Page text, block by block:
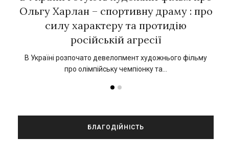
Ольгу Харлан – спортивну драму : про
силу характеру та протидію
російській агресії
В Україні розпочато девелопмент художнього фільму
про олімпійську чемпіонку та…
БЛАГОДІЙНІСТЬ